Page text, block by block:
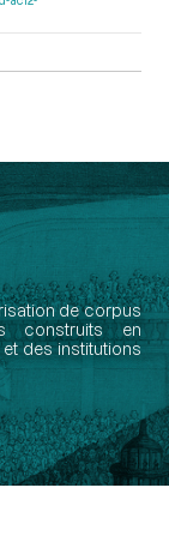
de corpus
construits en
des institutions